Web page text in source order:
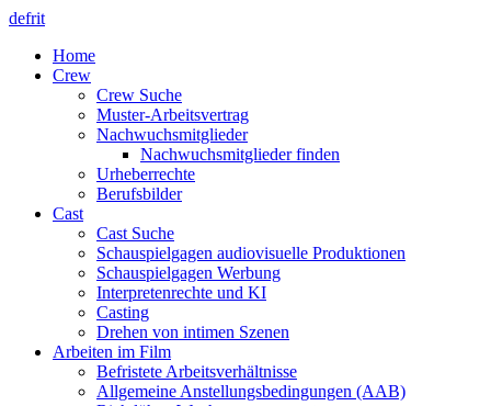
defrit
Home
Crew
Crew Suche
Muster-Arbeitsvertrag
Nachwuchsmitglieder
Nachwuchsmitglieder finden
Urheberrechte
Berufsbilder
Cast
Cast Suche
Schauspielgagen audiovisuelle Produktionen
Schauspielgagen Werbung
Interpretenrechte und KI
Casting
Drehen von intimen Szenen
Arbeiten im Film
Befristete Arbeitsverhältnisse
Allgemeine Anstellungsbedingungen (AAB)